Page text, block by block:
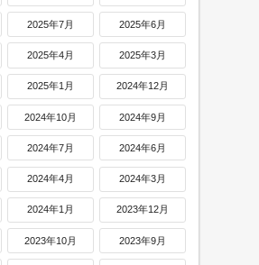
2025年7月 2025年6月
2025年4月 2025年3月
2025年1月 2024年12月
2024年10月 2024年9月
2024年7月 2024年6月
2024年4月 2024年3月
2024年1月 2023年12月
2023年10月 2023年9月